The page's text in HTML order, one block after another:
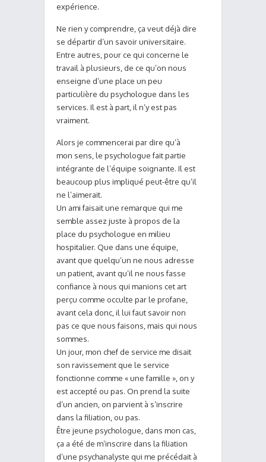
expérience.
Ne rien y comprendre, ça veut déjà dire
se départir d’un savoir universitaire.
Entre autres, pour ce qui concerne le
travail à plusieurs, de ce qu’on nous
enseigne d’une place un peu
particulière du psychologue dans les
services. Il est à part, il n’y est pas
vraiment.
Alors je commencerai par dire qu’à
mon sens, le psychologue fait partie
intégrante de l’équipe soignante. Il est
beaucoup plus impliqué peut-être qu’il
ne l’aimerait.
Un ami faisait une remarque qui me
semble assez juste à propos de la
place du psychologue en milieu
hospitalier. Que dans une équipe,
avant que quelqu’un ne nous adresse
un patient, avant qu’il ne nous fasse
confiance à nous qui manions cet art
perçu comme occulte par le profane,
avant cela donc, il lui faut savoir non
pas ce que nous faisons, mais qui nous
sommes.
Un jour, mon chef de service me disait
son ravissement que le service
fonctionne comme « une famille », on y
est accepté ou pas. On prend la suite
d’un ancien, on parvient à s’inscrire
dans la filiation, ou pas.
Être jeune psychologue, dans mon cas,
ça a été de m’inscrire dans la filiation
d’une psychanalyste qui me précédait à